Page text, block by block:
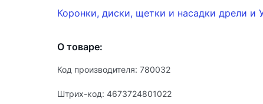
Коронки, диски, щетки и насадки дрели
О товаре:
Код производителя: 780032
Штрих-код: 4673724801022